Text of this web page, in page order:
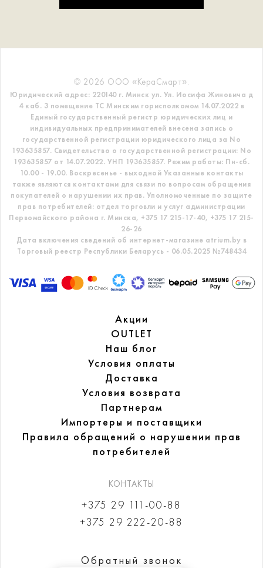
© 2026 ООО «КераСмарт».
Юридический адрес: 220140 г. Минск ул. Ул. Иосифа Жиновича д
4 каб. 3 помещение ТС Минским горисполкомом 14.07.2022 в
Единый государственный регистр юридических лиц и
индивидуальных предпринимателей внесена запись о
государственной регистрации юридического лица за No
193635857. Свидетельство о государственной регистрации: No
193635857 от 14.07.2022. УНП 193635857. Режим работы: Пн-сб.
10.00 - 19.00. Воскресенье - выходной Указанные контакты
также являются контактами для связи по вопросам обращения
покупателей о нарушении их прав. Уполномоченные по защите
прав потребителей: отдел торговли и услуг администрации
Первомайского района г. Минска, +375 17 215-17-40, +375 17 215-
26-26
Дата включения сведений об интернет-магазине atrium.by в
Торговый реестр Республики Беларусь - 06.05.2025 №748434
Акции
OUTLET
Наш блог
Условия оплаты
Доставка
Условия возврата
Партнерам
Импортеры и поставщики
Правила обращений о нарушении прав
потребителей
КОНТАКТЫ
+375 29 111-00-88
+375 29 222-20-88
Обратный звонок